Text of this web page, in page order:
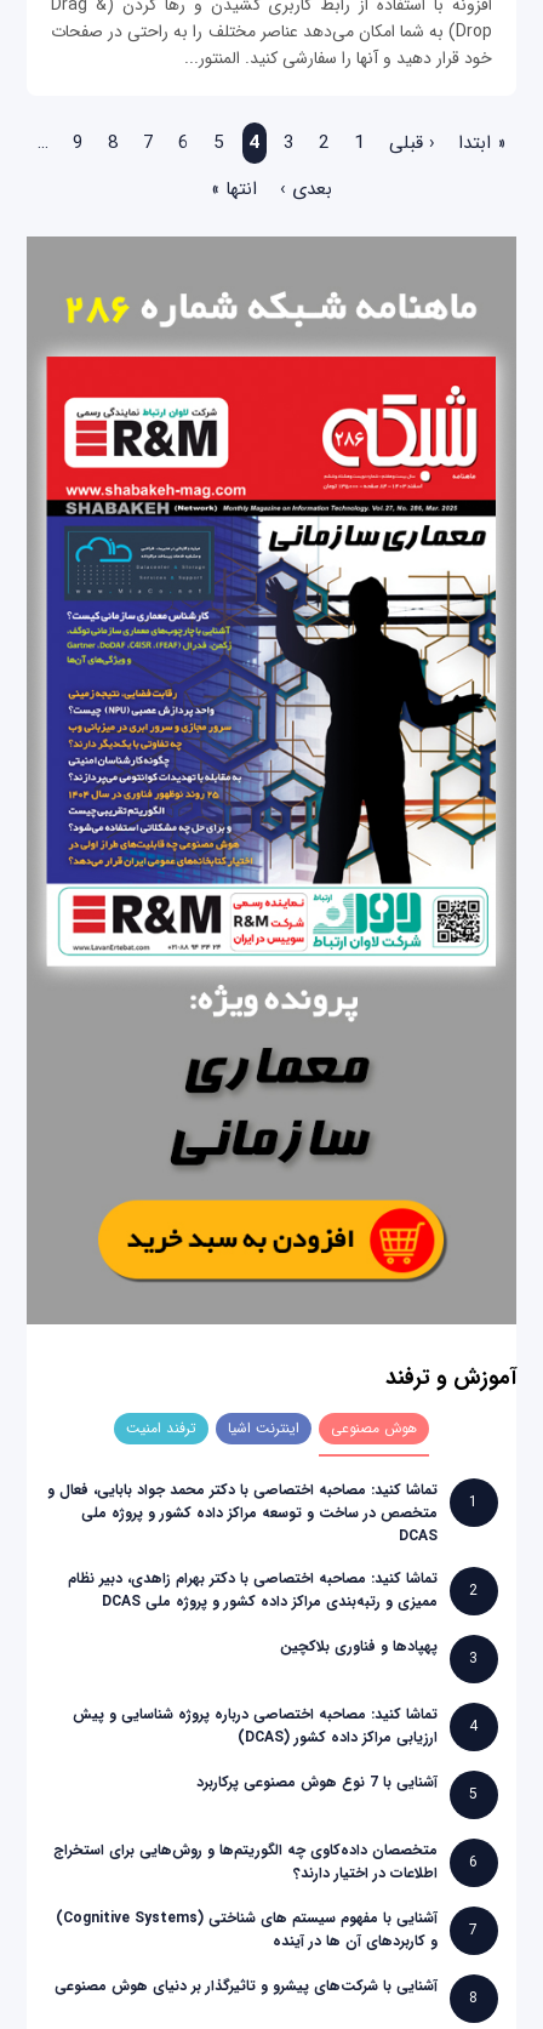
Drop) به شما امکان می‌دهد عناصر مختلف را به راحتی در صفحات
خود قرار دهید و آنها را سفارشی کنید. المنتور...
صفحه‌ها
« ابتدا ‹ قبلی 1
2
3
4
5
6
7
8
9
…
بعدی ›
انتها »
آموزش و ترفند
هوش مصنوعی اینترنت اشیا ترفند امنیت
1
تماشا کنید: مصاحبه اختصاصی با دکتر محمد جواد بابایی، فعال و
متخصص در ساخت و توسعه مراکز داده کشور و پروژه ملی
DCAS
2
تماشا کنید: مصاحبه اختصاصی با دکتر بهرام زاهدی، دبیر نظام
ممیزی و رتبه‌بندی مراکز داده کشور و پروژه ملی DCAS
3
پهپادها و فناوری بلاکچین
4
تماشا کنید: مصاحبه اختصاصی درباره پروژه شناسایی و پیش
ارزیابی مراکز داده کشور (DCAS)
5
آشنایی با 7 نوع هوش مصنوعی پرکاربرد
6
متخصصان داده‌کاوی چه الگوریتم‌ها و روش‌هایی برای استخراج
اطلاعات در اختیار دارند؟
7
آشنایی با مفهوم سیستم های شناختی (Cognitive Systems)
و کاربردهای آن ها در آینده
8
آشنایی با شرکت‌های پیشرو و تاثیرگذار بر دنیای هوش مصنوعی